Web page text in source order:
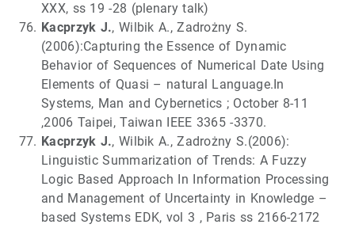
XXX, ss 19 -28 (plenary talk)
Kacprzyk J., Wilbik A., Zadrożny S.
(2006):Capturing the Essence of Dynamic
Behavior of Sequences of Numerical Date Using
Elements of Quasi – natural Language.In
Systems, Man and Cybernetics ; October 8-11
,2006 Taipei, Taiwan IEEE 3365 -3370.
Kacprzyk J., Wilbik A., Zadrożny S.(2006):
Linguistic Summarization of Trends: A Fuzzy
Logic Based Approach In Information Processing
and Management of Uncertainty in Knowledge –
based Systems EDK, vol 3 , Paris ss 2166-2172